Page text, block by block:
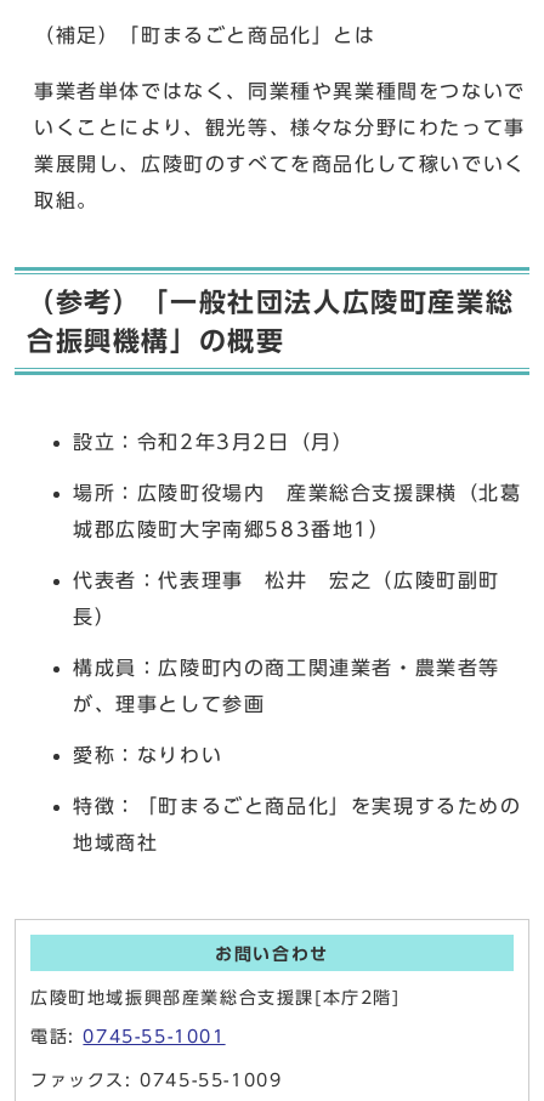
（補足）「町まるごと商品化」とは
事業者単体ではなく、同業種や異業種間をつないで
いくことにより、観光等、様々な分野にわたって事
業展開し、広陵町のすべてを商品化して稼いでいく
取組。
（参考）「一般社団法人広陵町産業総
合振興機構」の概要
設立：令和2年3月2日（月）
場所：広陵町役場内 産業総合支援課横（北葛
城郡広陵町大字南郷583番地1）
代表者：代表理事 松井 宏之（広陵町副町
長）
構成員：広陵町内の商工関連業者・農業者等
が、理事として参画
愛称：なりわい
特徴：「町まるごと商品化」を実現するための
地域商社
お問い合わせ
広陵町地域振興部産業総合支援課[本庁2階]
電話:0745-55-1001
ファックス: 0745-55-1009